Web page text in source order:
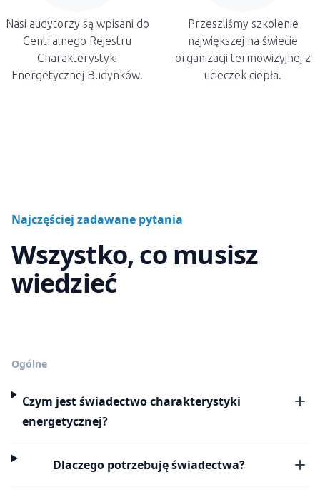
Nasi audytorzy są wpisani do
Centralnego Rejestru
Charakterystyki
Energetycznej Budynków.
Przeszliśmy szkolenie
największej na świecie
organizacji termowizyjnej z
ucieczek ciepła.
Najczęściej zadawane pytania
Wszystko, co musisz
wiedzieć
Ogólne
Czym jest świadectwo charakterystyki
energetycznej?
Dlaczego potrzebuję świadectwa?